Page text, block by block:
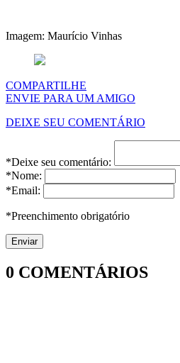
Imagem: Maurício Vinhas
COMPARTILHE
ENVIE PARA UM AMIGO
DEIXE SEU COMENTÁRIO
*Deixe seu comentário:
*Nome:
*Email:
*Preenchimento obrigatório
0 COMENTÁRIOS